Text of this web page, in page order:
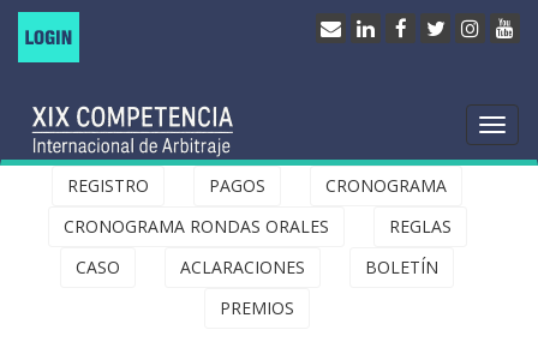
REGISTRO PAGOS
CRONOGRAMA
CRONOGRAMA RONDAS ORALES
REGLAS
CASO
ACLARACIONES
BOLETÍN
PREMIOS